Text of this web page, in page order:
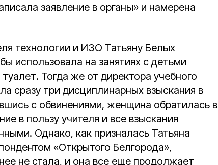
заявление в органы» и намерена
технологии и ИЗО Татьяну Белых
использовала на занятиях с детьми
Тогда же от директора учебного
сразу три дисциплинарных взыскания в
с обвинениями, женщина обратилась в
в пользу учителя и все взыскания
Однако, как призналась Татьяна
«Открытого Белгорода»,
не стала, и она все еще продолжает